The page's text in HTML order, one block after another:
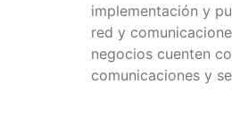
implementación y
red y
negocios cuenten
comunicaciones y